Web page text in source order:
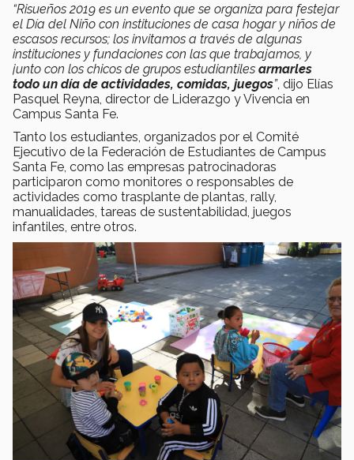
“Risueños 2019 es un evento que se organiza para festejar
el Día del Niño con instituciones de casa hogar y niños de
escasos recursos; los invitamos a través de algunas
instituciones y fundaciones con las que trabajamos, y
junto con los chicos de grupos estudiantiles armarles
todo un día de actividades, comidas, juegos”, dijo Elías
Pasquel Reyna, director de Liderazgo y Vivencia en
Campus Santa Fe.
Tanto los estudiantes, organizados por el Comité
Ejecutivo de la Federación de Estudiantes de Campus
Santa Fe, como las empresas patrocinadoras
participaron como monitores o responsables de
actividades como trasplante de plantas, rally,
manualidades, tareas de sustentabilidad, juegos
infantiles, entre otros.